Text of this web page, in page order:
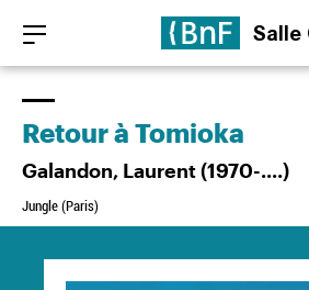
contenu
principal
Salle
Retour à Tomioka
Galandon, Laurent (1970-....)
Jungle (Paris)
Panneau de gestion des cookies